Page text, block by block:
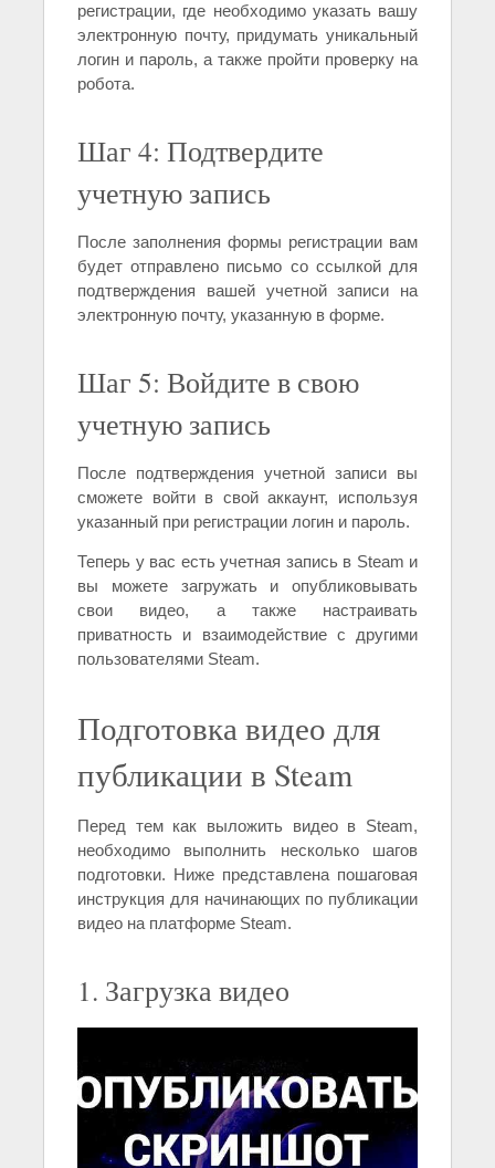
регистрации, где необходимо указать вашу
электронную почту, придумать уникальный
логин и пароль, а также пройти проверку на
робота.
Шаг 4: Подтвердите
учетную запись
После заполнения формы регистрации вам
будет отправлено письмо со ссылкой для
подтверждения вашей учетной записи на
электронную почту, указанную в форме.
Шаг 5: Войдите в свою
учетную запись
После подтверждения учетной записи вы
сможете войти в свой аккаунт, используя
указанный при регистрации логин и пароль.
Теперь у вас есть учетная запись в Steam и
вы можете загружать и опубликовывать
свои видео, а также настраивать
приватность и взаимодействие с другими
пользователями Steam.
Подготовка видео для
публикации в Steam
Перед тем как выложить видео в Steam,
необходимо выполнить несколько шагов
подготовки. Ниже представлена пошаговая
инструкция для начинающих по публикации
видео на платформе Steam.
1. Загрузка видео